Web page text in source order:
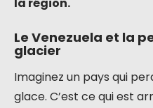
la région.
Le Venezuela et la
glacier
Imaginez un pays qui
glace. C’est ce qui est